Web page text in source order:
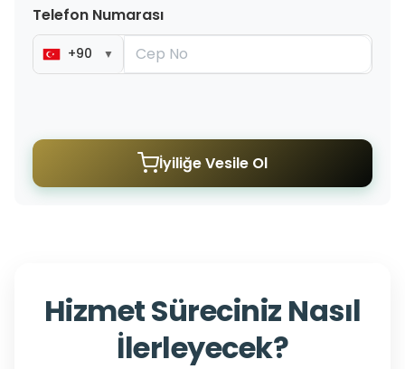
Telefon Numarası
+90 ▼
İyiliğe Vesile Ol
Hizmet Süreciniz Nasıl
İlerleyecek?